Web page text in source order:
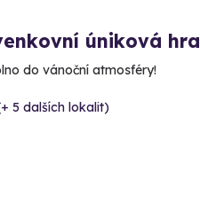
úniková hra
do vánoční atmosféry!
5 dalších lokalit)